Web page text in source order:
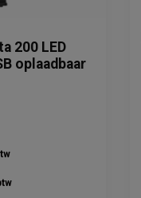
200 LED
oplaadbaar